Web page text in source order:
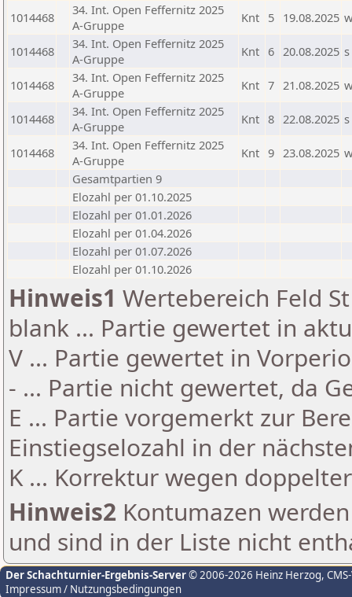
1014468
34. Int. Open Feffernitz 2025
A-Gruppe
Knt 5 19.08.2025
1014468
34. Int. Open Feffernitz 2025
A-Gruppe
Knt 6 20.08.2025 s
1014468
34. Int. Open Feffernitz 2025
A-Gruppe
Knt 7 21.08.2025
1014468
34. Int. Open Feffernitz 2025
A-Gruppe
Knt 8 22.08.2025 s
1014468
34. Int. Open Feffernitz 2025
A-Gruppe
Knt 9 23.08.2025
Gesamtpartien 9
Elozahl per 01.10.2025
Elozahl per 01.01.2026
Elozahl per 01.04.2026
Elozahl per 01.07.2026
Elozahl per 01.10.2026
Hinweis1 Wertebereich Feld
blank ... Partie gewertet in
V ... Partie gewertet in
- ... Partie nicht gewertet, da
E ... Partie vorgemerkt zur
Einstiegselozahl in der
K ... Korrektur wegen
Hinweis2 Kontumazen
und sind in der Liste nicht
Der Schachturnier-Ergebnis-Server© 2006-2026 Heinz Herzog,
Impressum / Nutzungsbedingungen